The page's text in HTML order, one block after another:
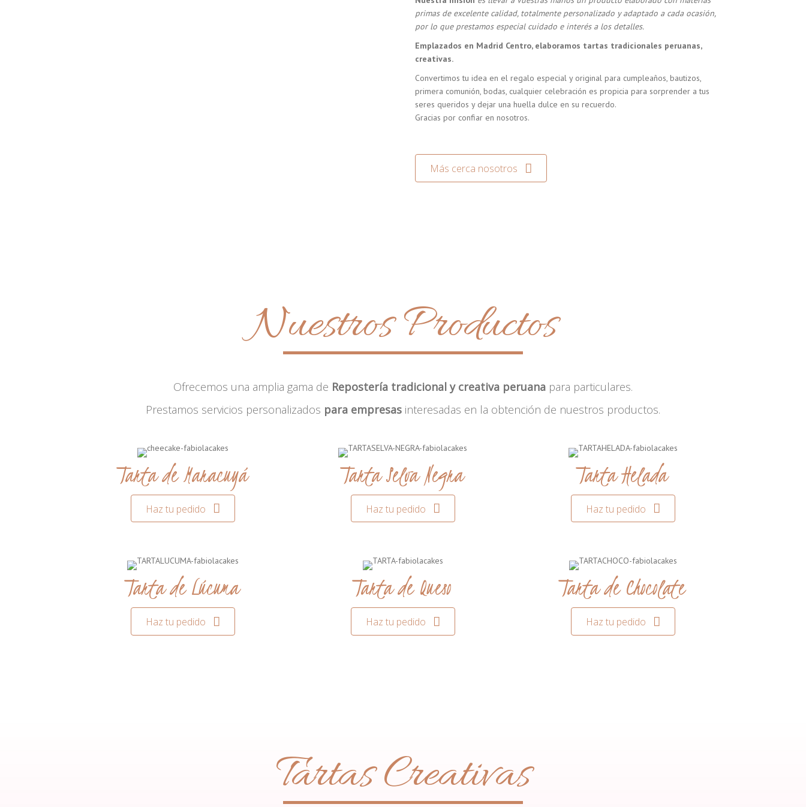
primas de excelente calidad, totalmente personalizado y adaptado a cada ocasión,
por lo que prestamos especial cuidado e interés a los detalles.
Emplazados en Madrid Centro, elaboramos tartas tradicionales peruanas,
creativas.
Convertimos tu idea en el regalo especial y original para cumpleaños, bautizos,
primera comunión, bodas, cualquier celebración es propicia para sorprender a tus
seres queridos y dejar una huella dulce en su recuerdo.
Gracias por confiar en nosotros.
Más cerca nosotros
Nuestros Productos
Ofrecemos una amplia gama de Repostería tradicional y creativa peruana para particulares.
Prestamos servicios personalizados para empresas interesadas en la obtención de nuestros productos.
Tarta de Maracuyá
Haz tu pedido
Tarta Selva Negra
Haz tu pedido
Tarta Helada
Haz tu pedido
Tarta de Lúcuma
Haz tu pedido
Tarta de Queso
Haz tu pedido
Tarta de Chocolate
Haz tu pedido
Tartas Creativas